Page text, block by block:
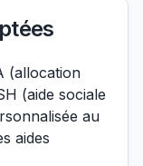
(allocation
(aide sociale
au
aides